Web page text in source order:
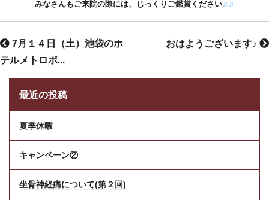
みなさんもご来院の際には、じっくりご鑑賞ください♫♫
おはようございます♪
7月１４日（土）池袋のホ
テルメトロポ...
最近の投稿
夏季休暇
キャンペーン②
坐骨神経痛について(第２回)